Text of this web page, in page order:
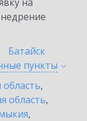
Батайск
пункты
область,
область,
,